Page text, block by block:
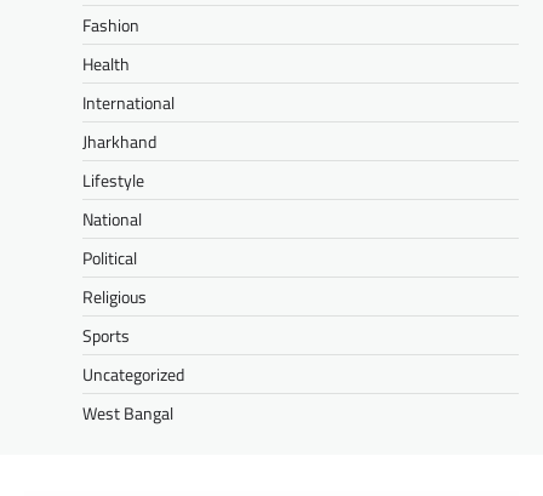
Fashion
Health
International
Jharkhand
Lifestyle
National
Political
Religious
Sports
Uncategorized
West Bangal